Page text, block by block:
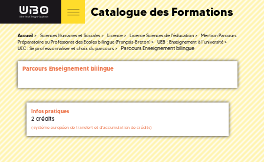
Catalogue des Formations
Accueil Sciences Humaines et Sociales Licence Licence Sciences de l'éducation
Mention Parcours
Préparatoire au Professorat des Ecoles bilingue (Français-Breton)
UEB : Enseignement à l'université
UEC : Se professionnaliser et choix du parcours
Parcours Enseignement bilingue
Parcours Enseignement bilingue
Infos pratiques
2 crédits
( système européen de transfert et d'accumulation de crédits)